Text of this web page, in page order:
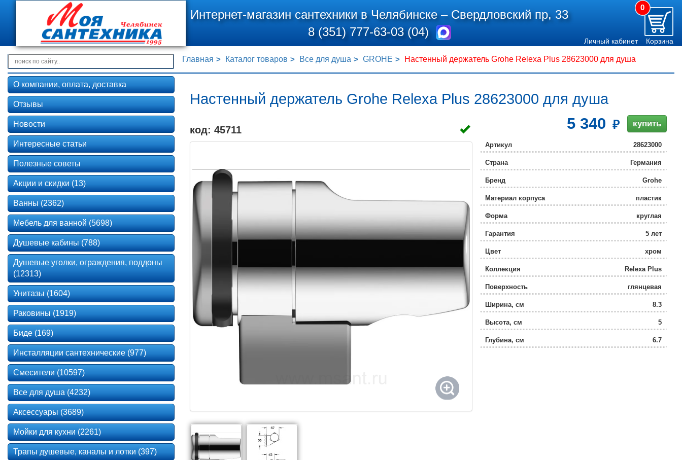
Интернет-магазин сантехники в Челябинске –Свердловский пр, 33
8 (351) 777-63-03 (04)
0
Личный кабинет Корзина
Главная Каталог товаров Все для душа GROHE Настенный держатель Grohe Relexa Plus 28623000 для душа
Настенный держатель Grohe Relexa Plus 28623000 для душа
код: 45711 5 340 купить
Артикул 28623000
Страна Германия
Бренд Grohe
Материал корпуса пластик
Форма круглая
Гарантия 5 лет
Цвет хром
Коллекция Relexa Plus
Поверхность глянцевая
Ширина, см 8.3
Высота, см 5
Глубина, см 6.7
О компании, оплата, доставка
Отзывы
Новости
Интересные статьи
Полезные советы
Акции и скидки (13)
Ванны (2362)
Мебель для ванной (5698)
Душевые кабины (788)
Душевые уголки, ограждения, поддоны
(12313)
Унитазы (1604)
Раковины (1919)
Биде (169)
Инсталляции сантехнические (977)
Смесители (10597)
Все для душа (4232)
Аксессуары (3689)
Мойки для кухни (2261)
Трапы душевые, каналы и лотки (397)